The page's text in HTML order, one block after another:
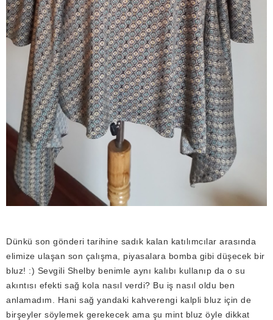
Dünkü son gönderi tarihine sadık kalan katılımcılar arasında
elimize ulaşan son çalışma, piyasalara bomba gibi düşecek bir
bluz! :) Sevgili Shelby benimle aynı kalıbı kullanıp da o su
akıntısı efekti sağ kola nasıl verdi? Bu iş nasıl oldu ben
anlamadım. Hani sağ yandaki kahverengi kalpli bluz için de
birşeyler söylemek gerekecek ama şu mint bluz öyle dikkat